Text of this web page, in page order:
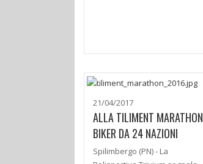
21/04/2017
ALLA TILIMENT MARATHON
BIKER DA 24 NAZIONI
Spilimbergo (PN) - La